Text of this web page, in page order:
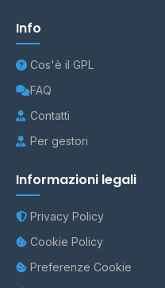
Info
Cos'è il GPL
FAQ
Contatti
Per gestori
Informazioni legali
Privacy Policy
Cookie Policy
Preferenze Cookie